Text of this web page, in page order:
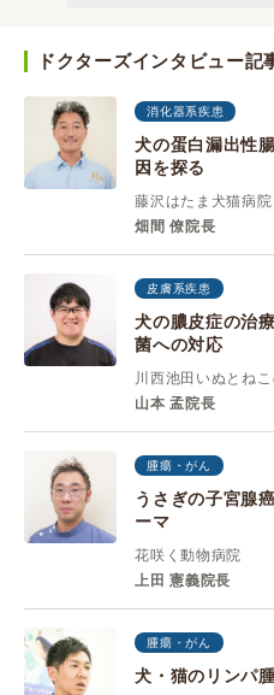
ドクターズインタビュー記
消化器系疾患
犬の蛋白漏出性
因を探る
藤沢はたま犬猫病院
畑間 僚院長
皮膚系疾患
犬の膿皮症の治
菌への対応
川西池田いぬとね
山本 孟院長
腫瘍・がん
うさぎの子宮腺
ーマ
花咲く動物病院
上田 憲義院長
腫瘍・がん
犬・猫のリンパ